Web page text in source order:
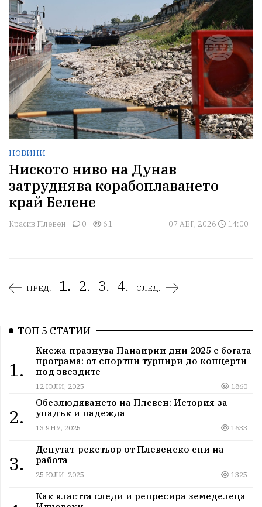
НОВИНИ
Ниското ниво на Дунав
затруднява корабоплаването
край Белене
Красив Плевен 0 61 07 АВГ, 2026 14:00
ПРЕД. 1. 2. 3. 4. СЛЕД.
ТОП 5 СТАТИИ
1.
Кнежа празнува Панаирни дни 2025 с богата
програма: от спортни турнири до концерти
под звездите
12 ЮЛИ, 2025 1860
2.
Обезлюдяването на Плевен: История за
упадък и надежда
13 ЯНУ, 2025 1633
3.
Депутат-рекетьор от Плевенско спи на
работа
25 ЮЛИ, 2025 1325
Как властта следи и репресира земеделеца